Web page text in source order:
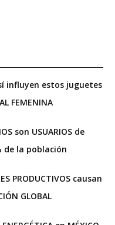
influyen estos juguetes
FEMENINA
son USUARIOS de
de la población
PRODUCTIVOS causan
GLOBAL